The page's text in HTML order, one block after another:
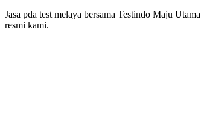
Jasa pda test melaya bersama Testindo Maju
resmi kami.